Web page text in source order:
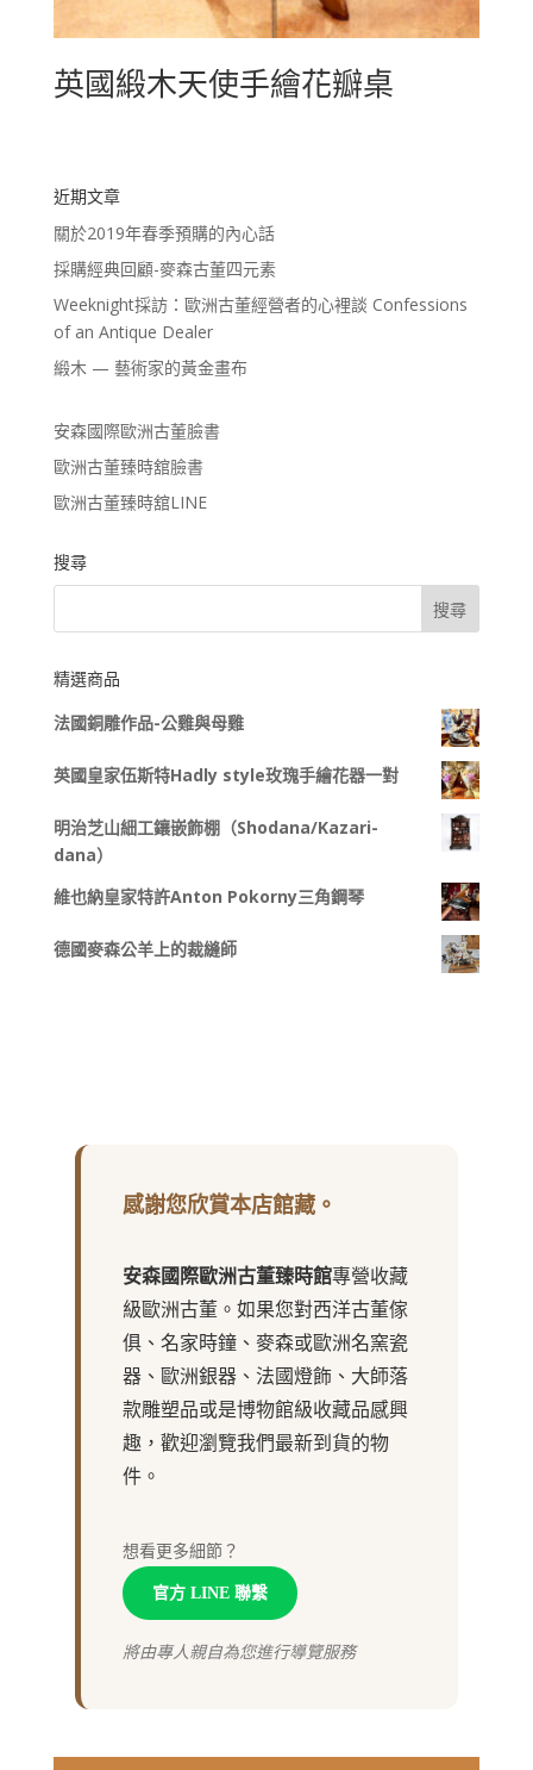
英國緞木天使手繪花瓣桌
近期文章
關於2019年春季預購的內心話
採購經典回顧-麥森古董四元素
Weeknight採訪：歐洲古董經營者的心裡談 Confessions
of an Antique Dealer
緞木 — 藝術家的黃金畫布
安森國際歐洲古董臉書
歐洲古董臻時舘臉書
歐洲古董臻時舘LINE
搜尋
精選商品
法國銅雕作品-公雞與母雞
英國皇家伍斯特Hadly style玫瑰手繪花器一對
明治芝山細工鑲嵌飾棚（Shodana/Kazari-
dana）
維也納皇家特許Anton Pokorny三角鋼琴
德國麥森公羊上的裁縫師
感謝您欣賞本店館藏。
安森國際歐洲古董臻時館專營收藏
級歐洲古董。如果您對西洋古董傢
俱、名家時鐘、麥森或歐洲名窯瓷
器、歐洲銀器、法國燈飾、大師落
款雕塑品或是博物館級收藏品感興
趣，歡迎瀏覽我們最新到貨的物
件。
想看更多細節？
官方 LINE 聯繫
將由專人親自為您進行導覽服務